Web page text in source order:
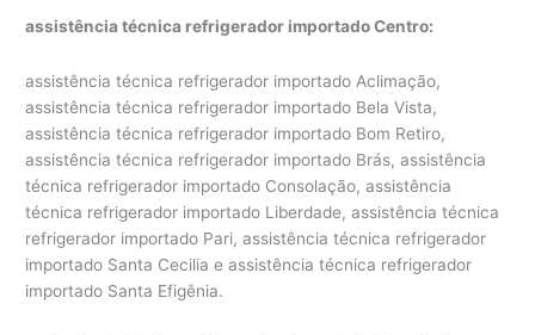
assistência técnica refrigerador importado Centro:
assistência técnica refrigerador importado Aclimação,
assistência técnica refrigerador importado Bela Vista,
assistência técnica refrigerador importado Bom Retiro,
assistência técnica refrigerador importado Brás, assistência
técnica refrigerador importado Consolação, assistência
técnica refrigerador importado Liberdade, assistência técnica
refrigerador importado Pari, assistência técnica refrigerador
importado Santa Cecilia e assistência técnica refrigerador
importado Santa Efigênia.